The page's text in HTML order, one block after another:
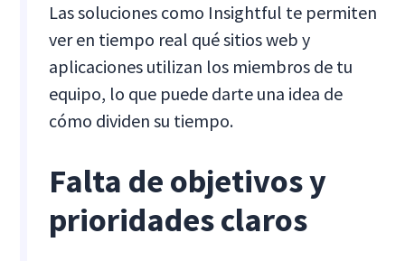
Las soluciones como Insightful te permiten
ver en tiempo real qué sitios web y
aplicaciones utilizan los miembros de tu
equipo, lo que puede darte una idea de
cómo dividen su tiempo.
Falta de objetivos y
prioridades claros